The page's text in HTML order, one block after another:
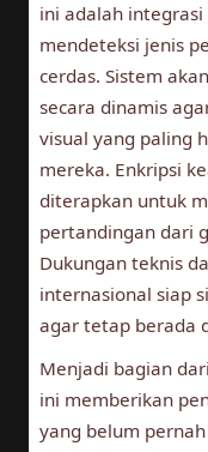
ini adalah
mendeteksi jenis
cerdas. Sistem
secara dinamis
visual yang paling
mereka. Enkripsi
diterapkan untuk
pertandingan dari
Dukungan teknis
internasional siap
agar tetap berada
Menjadi bagian
ini memberikan
yang belum